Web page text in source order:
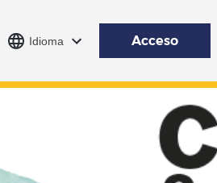
Idioma Acceso